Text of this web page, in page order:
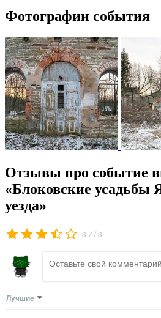
Фотографии события
Отзывы про событие
«Блоковские усадьбы
уезда»
3.7 /3
Лучшие